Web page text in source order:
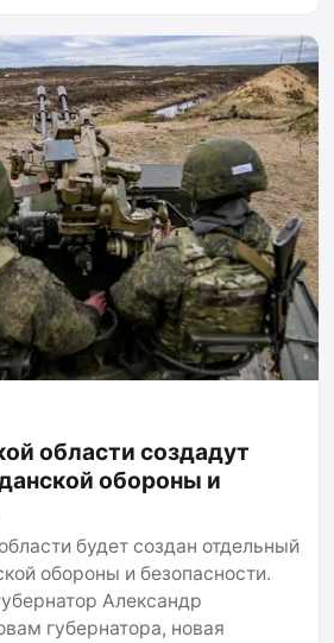
области создадут
обороны и
будет создан отдельный
обороны и безопасности.
Александр
губернатора, новая